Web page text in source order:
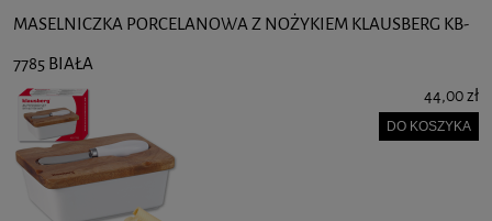
MASELNICZKA PORCELANOWA Z NOŻYKIEM KLAUSBERG KB-
7785 BIAŁA
44,00 zł
DO KOSZYKA